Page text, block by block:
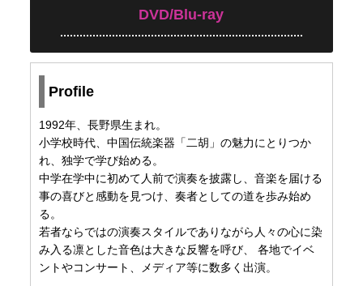
DVD/Blu-ray
Profile
1992年、長野県生まれ。
小学校時代、中国伝統楽器「二胡」の魅力にとりつか
れ、独学で学び始める。
中学在学中に初めて人前で演奏を披露し、音楽を届ける
事の喜びと感動を見つけ、奏者としての道を歩み始め
る。
若者ならではの演奏スタイルでありながら人々の心に染
み入る凛とした音色は大きな反響を呼び、 各地でイベ
ントやコンサート、メディア等に数多く出演。